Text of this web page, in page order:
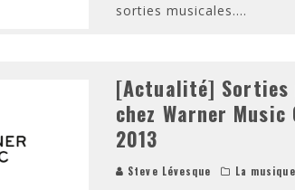
sorties musicales....
[Actualité] Sorties
chez Warner
2013
Steve Lévesque La musique